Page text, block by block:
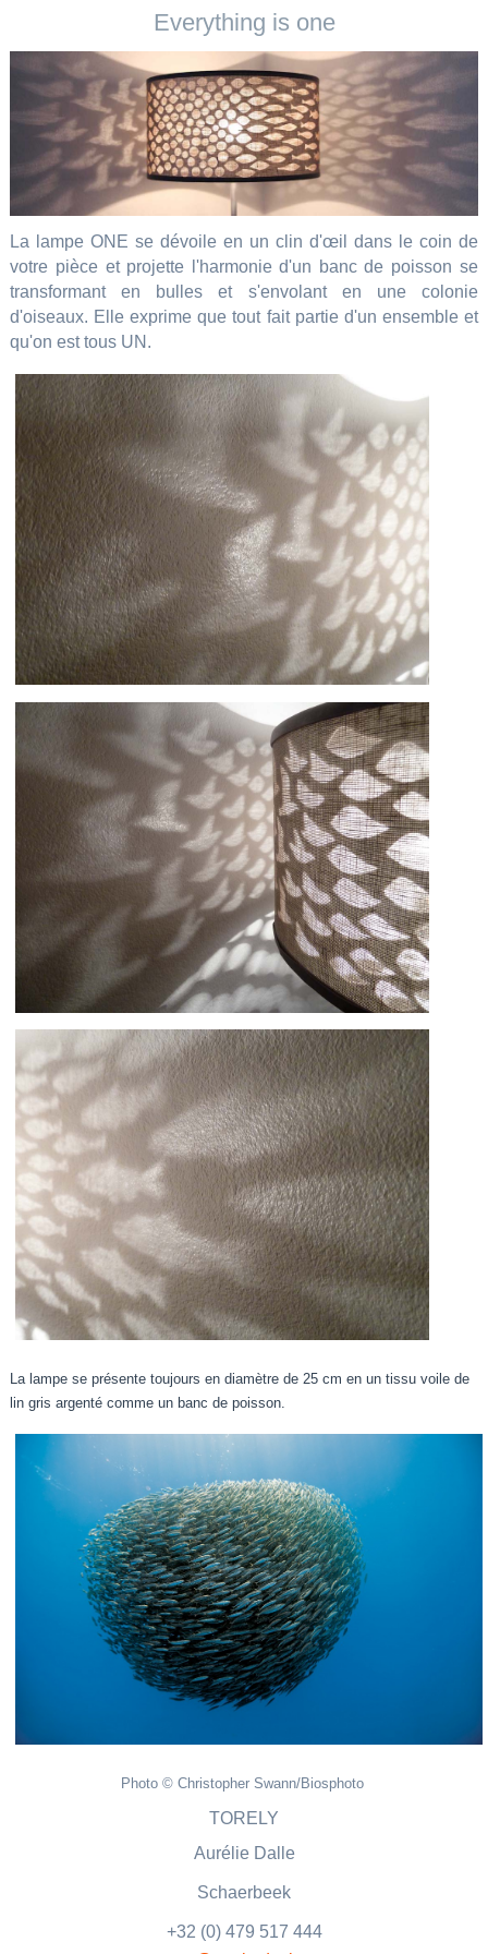
Everything is one
La lampe ONE se dévoile en un clin d'œil dans le coin de
votre pièce et projette l'harmonie d'un banc de poisson se
transformant en bulles et s'envolant en une colonie
d'oiseaux. Elle exprime que tout fait partie d'un ensemble et
qu'on est tous UN.
La lampe se présente toujours en diamètre de 25 cm en un tissu voile de
lin gris argenté comme un banc de poisson.
Photo © Christopher Swann/Biosphoto
TORELY
Aurélie Dalle
Schaerbeek
+32 (0) 479 517 444